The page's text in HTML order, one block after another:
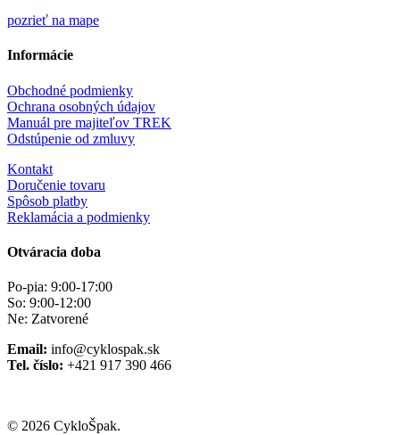
pozrieť na mape
Informácie
Obchodné podmienky
Ochrana osobných údajov
Manuál pre majiteľov TREK
Odstúpenie od zmluvy
Kontakt
Doručenie tovaru
Spôsob platby
Reklamácia a podmienky
Otváracia doba
Po-pia: 9:00-17:00
So: 9:00-12:00
Ne: Zatvorené
Email: info@cyklospak.sk
Tel. číslo: +421 917 390 466
© 2026 CykloŠpak.